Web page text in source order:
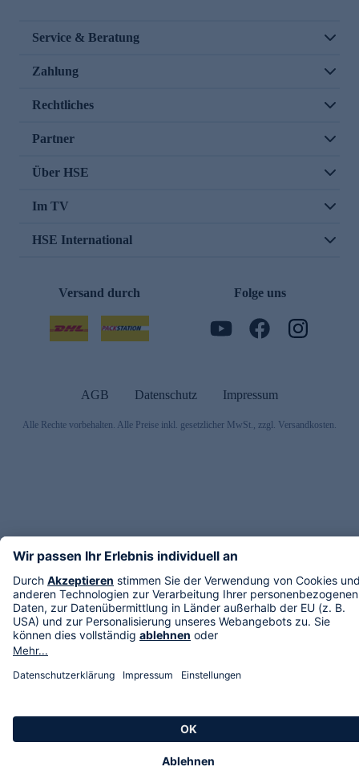
Service & Beratung
Zahlung
Rechtliches
Partner
Über HSE
Im TV
HSE International
Versand durch Folge uns
AGB Datenschutz Impressum
Alle Rechte vorbehalten. Alle Preise inkl. gesetzlicher MwSt., zzgl. Versandkosten.